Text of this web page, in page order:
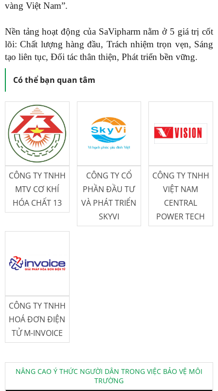
vàng Việt Nam”.
Nền tảng hoạt động của SaVipharm nằm ở 5 giá trị cốt
lõi: Chất lượng hàng đầu, Trách nhiệm trọn vẹn, Sáng
tạo liên tục, Đối tác thân thiện, Phát triển bền vững.
Có thể bạn quan tâm
CÔNG TY TNHH
MTV CƠ KHÍ
HÓA CHẤT 13
CÔNG TY CỔ
PHẦN ĐẦU TƯ
VÀ PHÁT TRIỂN
SKYVI
CÔNG TY TNHH
VIỆT NAM
CENTRAL
POWER TECH
CÔNG TY TNHH
HOÁ ĐƠN ĐIỆN
TỬ M-INVOICE
NÂNG CAO Ý THỨC NGƯỜI DÂN TRONG VIỆC BẢO VỆ MÔI
TRƯỜNG